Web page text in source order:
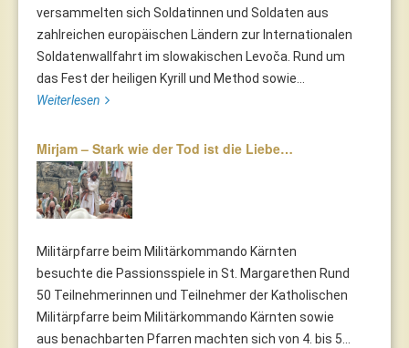
versammelten sich Soldatinnen und Soldaten aus
zahlreichen europäischen Ländern zur Internationalen
Soldatenwallfahrt im slowakischen Levoča. Rund um
das Fest der heiligen Kyrill und Method sowie...
Weiterlesen
Mirjam – Stark wie der Tod ist die Liebe…
Militärpfarre beim Militärkommando Kärnten
besuchte die Passionsspiele in St. Margarethen Rund
50 Teilnehmerinnen und Teilnehmer der Katholischen
Militärpfarre beim Militärkommando Kärnten sowie
aus benachbarten Pfarren machten sich von 4. bis 5...